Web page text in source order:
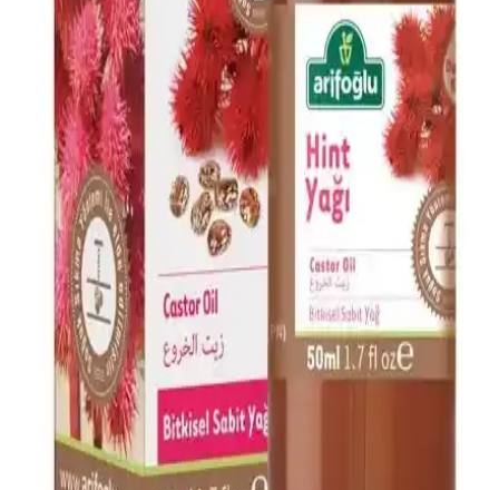
Dermokil Kil, Argan ve Bitkisel Keratan İçeren Saç
Maskesi: Doğal ve Güçlendirici Bakım Çözümü
Doğal içeriklerle formüle edilen Dermokil Kil, Argan ve Bitkisel
Keratan saç maskesi, tüm saç tiplerine uygun olup, saçlara güç,
parlaklık ve yumuşaklık sağlar, düzenli kullanımda saç sağlığını
destekler.
Afrodizyak Etkili Parfümler: Cazibenizi Artıran
Doğal ve Çekici Kokular
Afrodizyak etkili parfümler, cinsel arzuyu ve çekiciliği artırmak için
doğal bileşenler ve özel notalar içerir. Doğru seçim ve kullanım ile
kişisel cazibenizi güçlendirebilirsiniz.
Alerji Dostu ve Doğal Makyaj Ürünleri: Güvenle
Kullanabileceğiniz En İyi Seçenekler
Alerji dostu ve doğal makyaj ürünleri, hassas ciltler için güvenli,
çevre dostu ve dermatolojik testlerden geçmiş seçenekler sunar.
Doğru ürün seçimiyle güzelliğinizi koruyabilirsiniz.